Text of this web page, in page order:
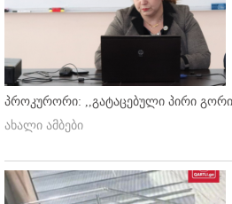
პროკურორი: ,,გატაცებული პირი
ახალი ამბები